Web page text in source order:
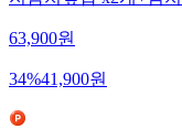
지참치덮밥 x2개+김
63,900원
34%41,900원